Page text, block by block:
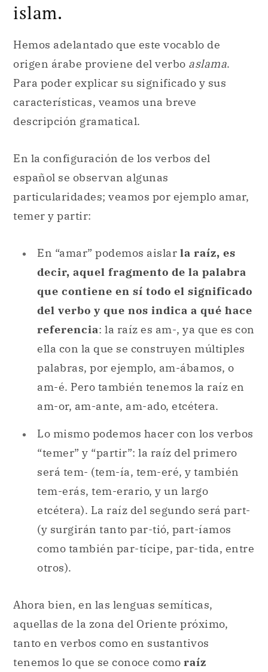
islam.
Hemos adelantado que este vocablo de
origen árabe proviene del verbo aslama.
Para poder explicar su significado y sus
características, veamos una breve
descripción gramatical.
En la configuración de los verbos del
español se observan algunas
particularidades; veamos por ejemplo amar,
temer y partir:
En “amar” podemos aislar la raíz, es
decir, aquel fragmento de la palabra
que contiene en sí todo el significado
del verbo y que nos indica a qué hace
referencia: la raíz es am-, ya que es con
ella con la que se construyen múltiples
palabras, por ejemplo, am-ábamos, o
am-é. Pero también tenemos la raíz en
am-or, am-ante, am-ado, etcétera.
Lo mismo podemos hacer con los verbos
“temer” y “partir”: la raíz del primero
será tem- (tem-ía, tem-eré, y también
tem-erás, tem-erario, y un largo
etcétera). La raíz del segundo será part-
(y surgirán tanto par-tió, part-íamos
como también par-tícipe, par-tida, entre
otros).
Ahora bien, en las lenguas semíticas,
aquellas de la zona del Oriente próximo,
tanto en verbos como en sustantivos
tenemos lo que se conoce como raíz